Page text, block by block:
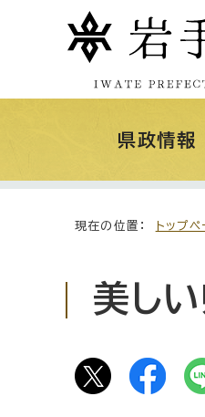
県政情報
現在の位置： トップペ
美し